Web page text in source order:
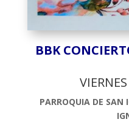
BBK
PARROQUIA DE SAN